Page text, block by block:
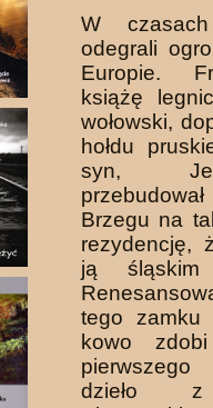
W
odegrali
Europie.
książę
wołowski,
hołdu
syn,
Brzegu na
rezydencję,
ją śląskim
tego zamku
kowo
dzieło